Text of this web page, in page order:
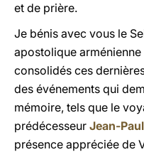
et de prière.
Je bénis avec vous le
apostolique arménienne
consolidés ces
des événements qui
mémoire, tels que le
prédécesseur Jean-
présence appréciée de